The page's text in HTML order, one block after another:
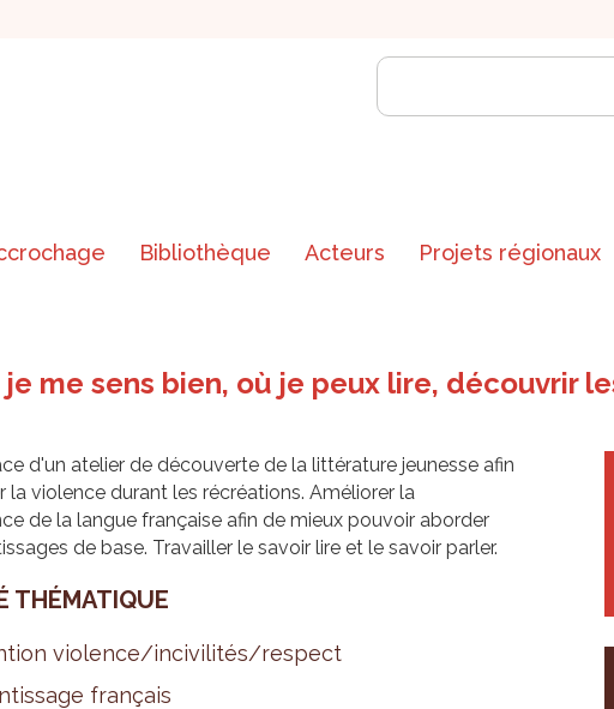
Bibliothèque Acteurs Projets régionaux
me sens bien, où je peux lire, découvrir
d'un atelier de découverte de la littérature jeunesse afin
la violence durant les récréations. Améliorer la
de la langue française afin de mieux pouvoir aborder
de base. Travailler le savoir lire et le savoir parler.
THÉ­MA­TIQUE
vio­lence/inci­vi­li­tés/res­pect
fran­çais